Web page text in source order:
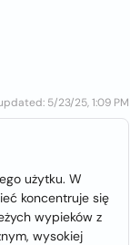
5/23/25, 1:09 PM
użytku. W
koncentruje się
wypieków z
wysokiej